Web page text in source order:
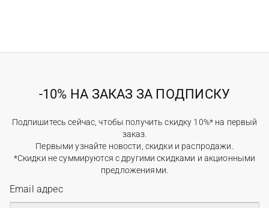
-10% НА ЗАКАЗ ЗА ПОДПИСКУ
Подпишитесь сейчас, чтобы получить скидку 10%* на первый
заказ.
Первыми узнайте новости, скидки и распродажи.
*Скидки не суммируются с другими скидками и акционными
предложениями.